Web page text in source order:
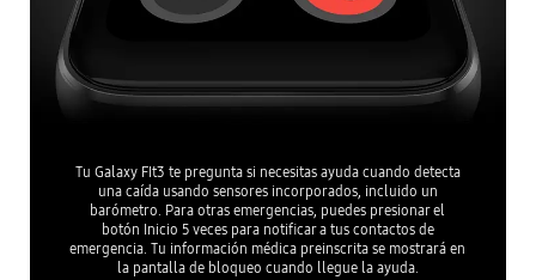
Tu Galaxy FIt3 te pregunta si necesitas ayuda cuando detecta
una caída usando sensores incorporados, incluido un
barómetro. Para otras emergencias, puedes presionar el
botón Inicio 5 veces para notificar a tus contactos de
emergencia. Tu información médica preinscrita se mostrará en
la pantalla de bloqueo cuando llegue la ayuda.